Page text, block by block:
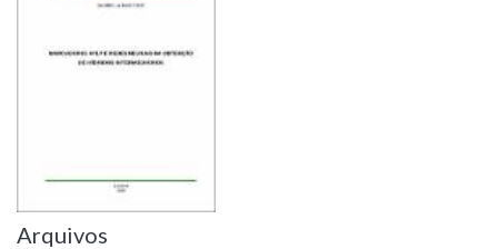
Arquivos